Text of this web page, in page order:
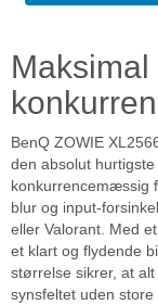
BenQ ZOWIE
den absolut
konkurrencemæssig
blur og input-
eller Valorant. Med
et klart og flydende
størrelse sikrer, at
synsfeltet uden